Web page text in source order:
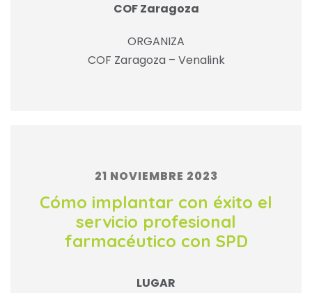
COF Zaragoza
ORGANIZA
COF Zaragoza – Venalink
21 NOVIEMBRE 2023
Cómo implantar con éxito el
servicio profesional
farmacéutico con SPD
LUGAR